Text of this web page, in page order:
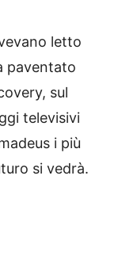
letto
paventato
sul
televisivi
i più
si vedrà.